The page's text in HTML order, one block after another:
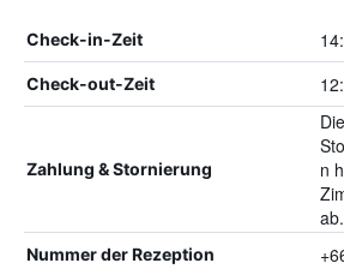
Check-in-Zeit
Check-out-Zeit
Zahlung & Stornierung
Die
n
ab.
Nummer der Rezeption